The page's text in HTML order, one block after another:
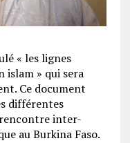
« les lignes
islam » qui sera
Ce document
différentes
inter-
au Burkina Faso.